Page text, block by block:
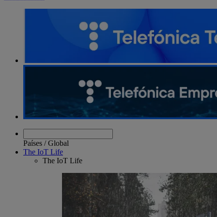
entradas
Países /Global
The IoT Life
The IoT Life